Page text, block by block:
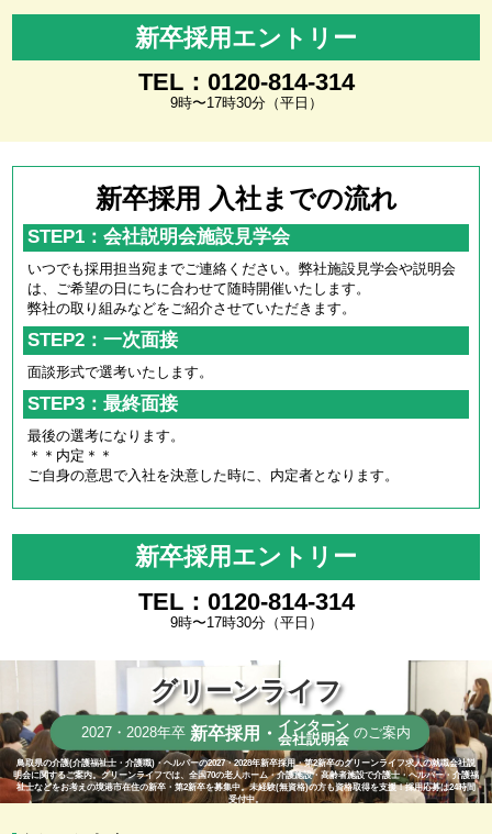
新卒採用エントリー
TEL：0120-814-314
9時〜17時30分（平日）
新卒採用 入社までの流れ
STEP1：会社説明会施設見学会
いつでも採用担当宛までご連絡ください。弊社施設見学会や説明会
は、ご希望の日にちに合わせて随時開催いたします。
弊社の取り組みなどをご紹介させていただきます。
STEP2：一次面接
面談形式で選考いたします。
STEP3：最終面接
最後の選考になります。
＊＊内定＊＊
ご自身の意思で入社を決意した時に、内定者となります。
新卒採用エントリー
TEL：0120-814-314
9時〜17時30分（平日）
グリーンライフ
2027・2028年卒 新卒採用・ インターン
会社説明会 のご案内
鳥取県の介護(介護福祉士・介護職)・ヘルパーの2027・2028年新卒採用・第2新卒のグリーンライフ求人の就職会社説
明会に関するご案内。グリーンライフでは、全国70の老人ホーム・介護施設・高齢者施設で介護士・ヘルパー・介護福
祉士などをお考えの境港市在住の新卒・第2新卒を募集中。未経験(無資格)の方も資格取得を支援！採用応募は24時間
受付中。